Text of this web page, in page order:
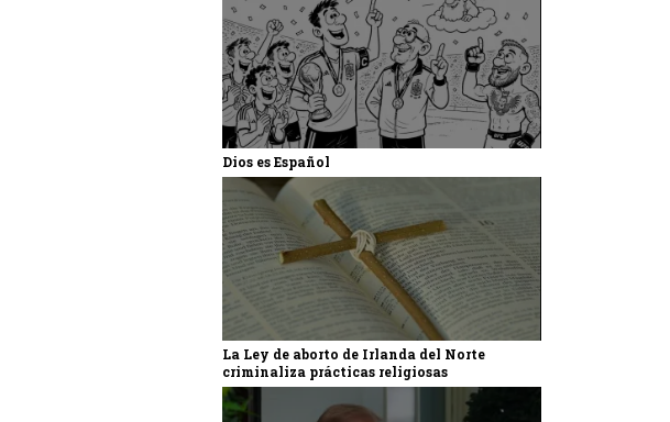
Dios es Español
La Ley de aborto de Irlanda del Norte
criminaliza prácticas religiosas